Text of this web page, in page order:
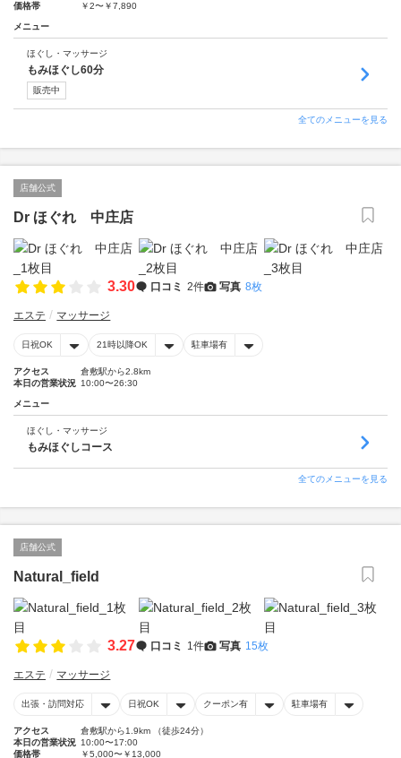
価格帯
￥2〜￥7,890
メニュー
ほぐし・マッサージ
もみほぐし60分
販売中
全てのメニューを見る
店舗公式
Dr ほぐれ 中庄店
3.30 口コミ 2件 写真 8枚
エステ マッサージ
日祝OK 21時以降OK 駐車場有
アクセス
倉敷駅から2.8km
本日の営業状況 10:00〜26:30
メニュー
ほぐし・マッサージ
もみほぐしコース
全てのメニューを見る
店舗公式
Natural_field
3.27 口コミ 1件 写真 15枚
エステ マッサージ
出張・訪問対応 日祝OK クーポン有 駐車場有
アクセス
倉敷駅から1.9km （徒歩24分）
本日の営業状況 10:00〜17:00
価格帯
￥5,000〜￥13,000